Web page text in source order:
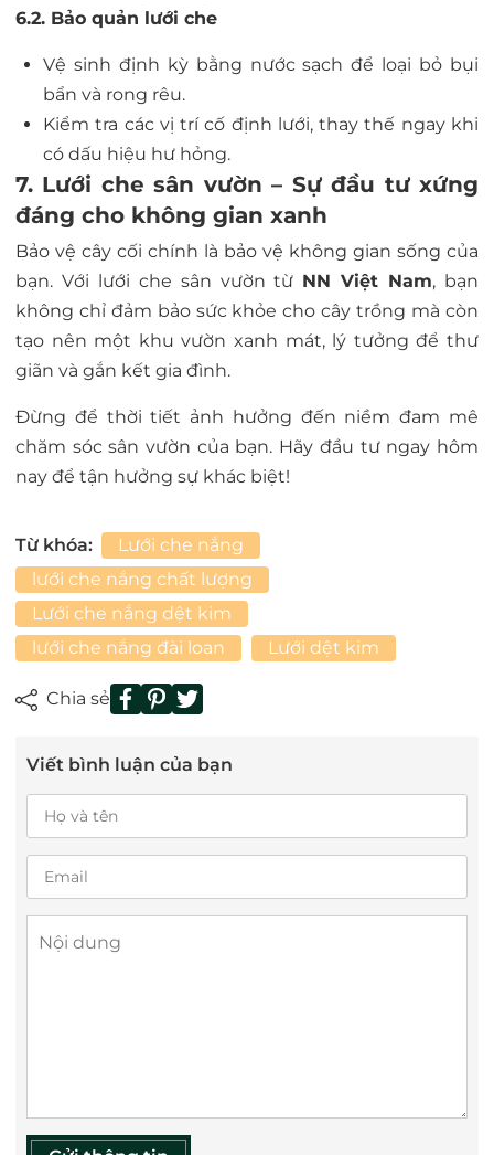
6.2. Bảo quản lưới che
Vệ sinh định kỳ bằng nước sạch để loại bỏ bụi
bẩn và rong rêu.
Kiểm tra các vị trí cố định lưới, thay thế ngay khi
có dấu hiệu hư hỏng.
7. Lưới che sân vườn – Sự đầu tư xứng
đáng cho không gian xanh
Bảo vệ cây cối chính là bảo vệ không gian sống của
bạn. Với lưới che sân vườn từ NN Việt Nam, bạn
không chỉ đảm bảo sức khỏe cho cây trồng mà còn
tạo nên một khu vườn xanh mát, lý tưởng để thư
giãn và gắn kết gia đình.
Đừng để thời tiết ảnh hưởng đến niềm đam mê
chăm sóc sân vườn của bạn. Hãy đầu tư ngay hôm
nay để tận hưởng sự khác biệt!
Từ khóa:
Lưới che nắng
lưới che nắng chất lượng
Lưới che nắng dệt kim
lưới che nắng đài loan
Lưới dệt kim
Chia sẻ
Viết bình luận của bạn